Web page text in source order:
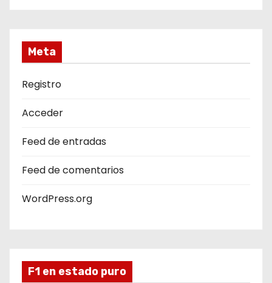
Meta
Registro
Acceder
Feed de entradas
Feed de comentarios
WordPress.org
F1 en estado puro